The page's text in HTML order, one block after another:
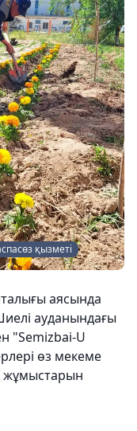
қызметі
аясында
ауданындағы
"Semizbai-U
өз мекеме
жұмыстарын